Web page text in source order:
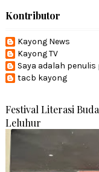
Kontributor
Kayong News
Kayong TV
Saya adalah penulis
tacb kayong
Festival Literasi
Leluhur